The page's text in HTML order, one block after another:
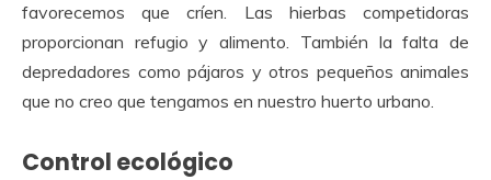
favorecemos que críen. Las hierbas competidoras
proporcionan refugio y alimento. También la falta de
depredadores como pájaros y otros pequeños animales
que no creo que tengamos en nuestro huerto urbano.
Control ecológico